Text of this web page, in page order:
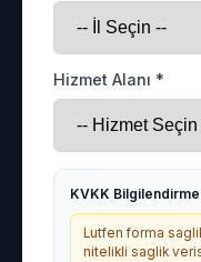
Hizmet Alanı *
KVKK Bilgilendirme
Lutfen forma
nitelikli saglik